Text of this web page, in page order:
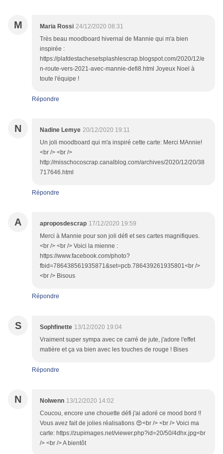
M Maria Rossi 24/12/2020 08:31
Très beau moodboard hivernal de Mannie qui m'a bien
inspirée :
https://plafdestachesetsplashlescrap.blogspot.com/2020/12/e
n-route-vers-2021-avec-mannie-defi8.html Joyeux Noel à
toute l'équipe !
Répondre
N Nadine Lemye 20/12/2020 19:11
Un joli moodboard qui m'a inspiré cette carte: Merci MAnnie!
<br /> <br />
http://misschocoscrap.canalblog.com/archives/2020/12/20/38
717646.html
Répondre
A aproposdescrap 17/12/2020 19:59
Merci à Mannie pour son joli défi et ses cartes magnifiques.
<br /> <br /> Voici la mienne :
https://www.facebook.com/photo?
fbid=786438561935871&set=pcb.786439261935801<br />
<br /> Bisous
Répondre
S Sophfinette 13/12/2020 19:04
Vraiment super sympa avec ce carré de jute, j'adore l'effet
matière et ça va bien avec les touches de rouge ! Bises
Répondre
N Nolwenn 13/12/2020 14:02
Coucou, encore une chouette défi j'ai adoré ce mood bord !!
Vous avez fait de jolies réalisations 😍<br /> <br /> Voici ma
carte: https://zupimages.net/viewer.php?id=20/50/4dhx.jpg<br
/> <br /> A bientôt